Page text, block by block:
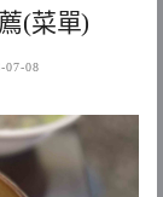
(菜單)
07-08